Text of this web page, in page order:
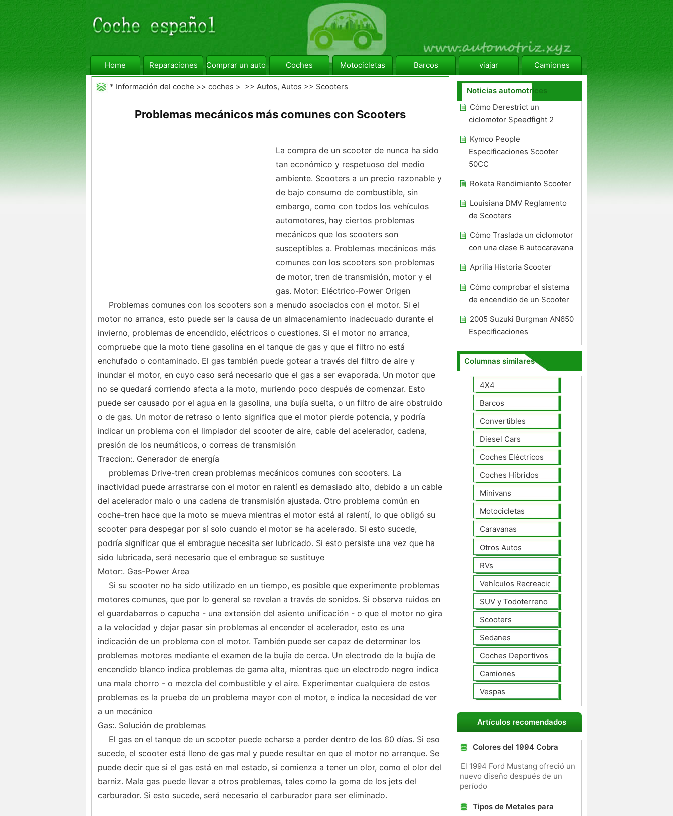
Home Reparaciones Comprar un automóvil Coches Motocicletas Barcos viajar Camiones
* Información del coche >> coches > >> Autos, Autos >> Scooters
Problemas mecánicos más comunes con Scooters
La compra de un scooter de nunca ha sido
tan económico y respetuoso del medio
ambiente. Scooters a un precio razonable y
de bajo consumo de combustible, sin
embargo, como con todos los vehículos
automotores, hay ciertos problemas
mecánicos que los scooters son
susceptibles a. Problemas mecánicos más
comunes con los scooters son problemas
de motor, tren de transmisión, motor y el
gas. Motor: Eléctrico-Power Origen
Problemas comunes con los scooters son a menudo asociados con el motor. Si el
motor no arranca, esto puede ser la causa de un almacenamiento inadecuado durante el
invierno, problemas de encendido, eléctricos o cuestiones. Si el motor no arranca,
compruebe que la moto tiene gasolina en el tanque de gas y que el filtro no está
enchufado o contaminado. El gas también puede gotear a través del filtro de aire y
inundar el motor, en cuyo caso será necesario que el gas a ser evaporada. Un motor que
no se quedará corriendo afecta a la moto, muriendo poco después de comenzar. Esto
puede ser causado por el agua en la gasolina, una bujía suelta, o un filtro de aire obstruido
o de gas. Un motor de retraso o lento significa que el motor pierde potencia, y podría
indicar un problema con el limpiador del scooter de aire, cable del acelerador, cadena,
presión de los neumáticos, o correas de transmisión
Traccion:. Generador de energía
problemas Drive-tren crean problemas mecánicos comunes con scooters. La
inactividad puede arrastrarse con el motor en ralentí es demasiado alto, debido a un cable
del acelerador malo o una cadena de transmisión ajustada. Otro problema común en
coche-tren hace que la moto se mueva mientras el motor está al ralentí, lo que obligó su
scooter para despegar por sí solo cuando el motor se ha acelerado. Si esto sucede,
podría significar que el embrague necesita ser lubricado. Si esto persiste una vez que ha
sido lubricada, será necesario que el embrague se sustituye
Motor:. Gas-Power Area
Si su scooter no ha sido utilizado en un tiempo, es posible que experimente problemas
motores comunes, que por lo general se revelan a través de sonidos. Si observa ruidos en
el guardabarros o capucha - una extensión del asiento unificación - o que el motor no gira
a la velocidad y dejar pasar sin problemas al encender el acelerador, esto es una
indicación de un problema con el motor. También puede ser capaz de determinar los
problemas motores mediante el examen de la bujía de cerca. Un electrodo de la bujía de
encendido blanco indica problemas de gama alta, mientras que un electrodo negro indica
una mala chorro - o mezcla del combustible y el aire. Experimentar cualquiera de estos
problemas es la prueba de un problema mayor con el motor, e indica la necesidad de ver
a un mecánico
Gas:. Solución de problemas
El gas en el tanque de un scooter puede echarse a perder dentro de los 60 días. Si eso
sucede, el scooter está lleno de gas mal y puede resultar en que el motor no arranque. Se
puede decir que si el gas está en mal estado, si comienza a tener un olor, como el olor del
barniz. Mala gas puede llevar a otros problemas, tales como la goma de los jets del
carburador. Si esto sucede, será necesario el carburador para ser eliminado.
Noticias automotrices
Cómo Derestrict un
ciclomotor Speedfight 2
Kymco People
Especificaciones Scooter
50CC
Roketa Rendimiento Scooter
Louisiana DMV Reglamento
de Scooters
Cómo Traslada un ciclomotor
con una clase B autocaravana
Aprilia Historia Scooter
Cómo comprobar el sistema
de encendido de un Scooter
2005 Suzuki Burgman AN650
Especificaciones
Columnas similares
4X4
Barcos
Convertibles
Diesel Cars
Coches Eléctricos
Coches Híbridos
Minivans
Motocicletas
Caravanas
Otros Autos
RVs
Vehículos Recreacionales
SUV y Todoterreno
Scooters
Sedanes
Coches Deportivos
Camiones
Vespas
Artículos recomendados
Colores del 1994 Cobra
El 1994 Ford Mustang ofreció un
nuevo diseño después de un
período
Tipos de Metales para